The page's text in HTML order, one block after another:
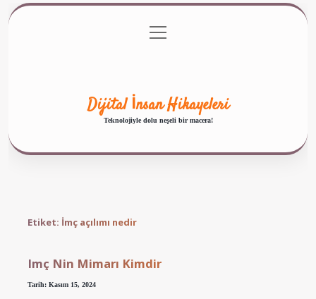
Gizlilik Politikası
menüyü
aç
Dijital İnsan Hikayeleri
Teknolojiyle dolu neşeli bir macera!
Etiket: İmç açılımı nedir
Imç Nin Mimarı Kimdir
Tarih: Kasım 15, 2024